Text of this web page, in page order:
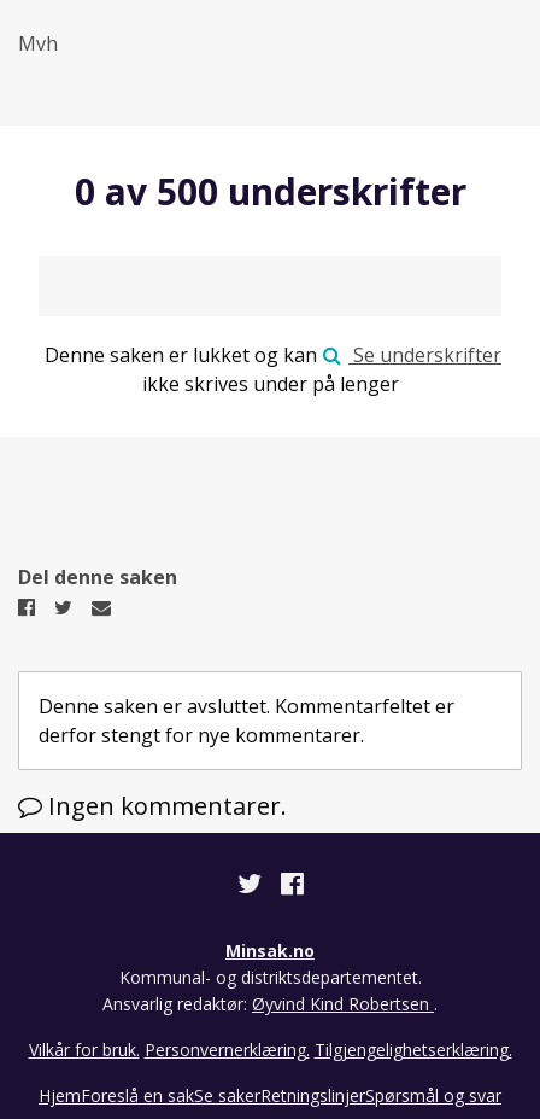
Mvh
0 av 500 underskrifter
Se underskrifter
Denne saken er lukket og kan
ikke skrives under på lenger
Del denne saken
Del
Facebook
Del
Twitter
Del
epost
Denne saken er avsluttet. Kommentarfeltet er
derfor stengt for nye kommentarer.
Ingen kommentarer.
Minsak.no
Kommunal- og distriktsdepartementet.
Ansvarlig redaktør: Øyvind Kind Robertsen .
Vilkår for bruk. Personvernerklæring. Tilgjengelighetserklæring.
HjemForeslå en sakSe sakerRetningslinjerSpørsmål og svar